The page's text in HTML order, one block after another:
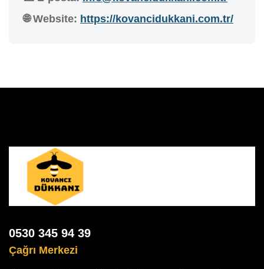
🌐 Website: https://kovancidukkani.com.tr/
0530 345 94 39
Çağrı Merkezi